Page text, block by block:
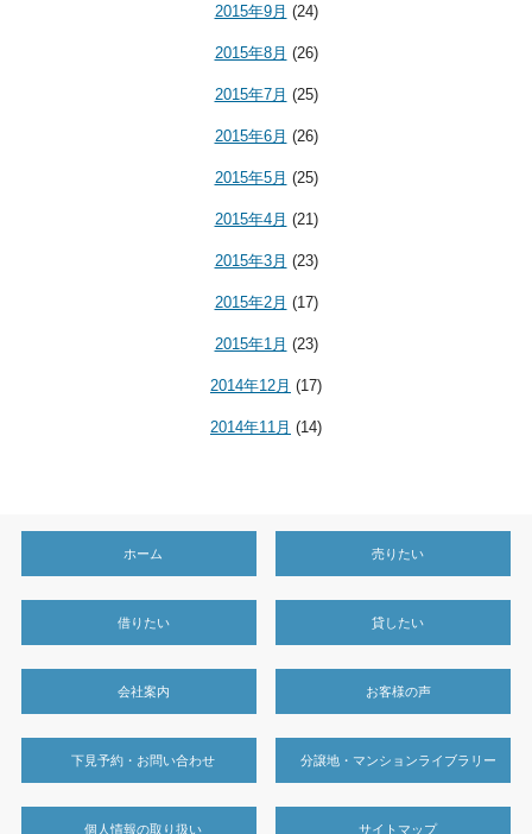
2015年9月 (24)
2015年8月 (26)
2015年7月 (25)
2015年6月 (26)
2015年5月 (25)
2015年4月 (21)
2015年3月 (23)
2015年2月 (17)
2015年1月 (23)
2014年12月 (17)
2014年11月 (14)
ホーム 売りたい
借りたい 貸したい
会社案内 お客様の声
下見予約・お問い合わせ 分譲地・マンションライブラリー
個人情報の取り扱い サイトマップ